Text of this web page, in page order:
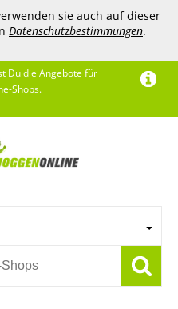
sie auch auf dieser
Datenschutzbestimmungen.
Du die Angebote für
Shops.